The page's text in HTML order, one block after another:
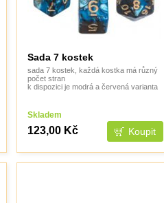
Sada 7 kostek
sada 7 kostek, každá kostka má různý
počet stran
k dispozici je modrá a červená varianta
Skladem
123,00 Kč